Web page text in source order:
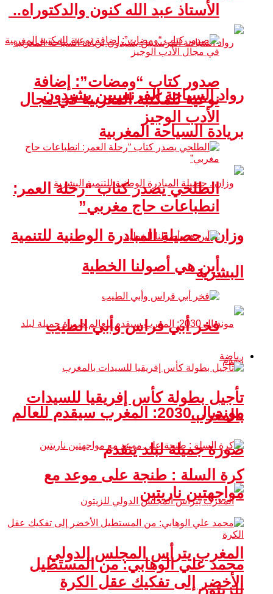
رواد السياحة الفرنسيين يشيدون
بريادة السياحة المغربية
وزان.. حصيلة المبادرة الوطنية للتنمية
البشرية
مونديال 2030: المغرب سيقدم للعالم
صورة جميلة لبلد يتقدم
المغرب يترأس المجلس الدولي
للزيتون
الأستاذ عبد الله كنون والدكتوراه..
صدور كتاب “ومضات”: إضافة
نوعية للمكتبة المغربية في مجال
الأدب الوجيز
الطلحي يصدر كتاب “رحلة العمر:
انطباعات حاج مغربي”
أين هي أصولنا الخطية
فخر أبي فراس وأبي الطيب
رياضة
تأجيل بطولة كأس إفريقيا للسيدات
بالمغرب
كرة السلة : طنجة على موعد مع
مواجهتين ناريتين
محمد علي الوهابي: من المستطيل
الأخضر إلى تفكيك عقل الكرة